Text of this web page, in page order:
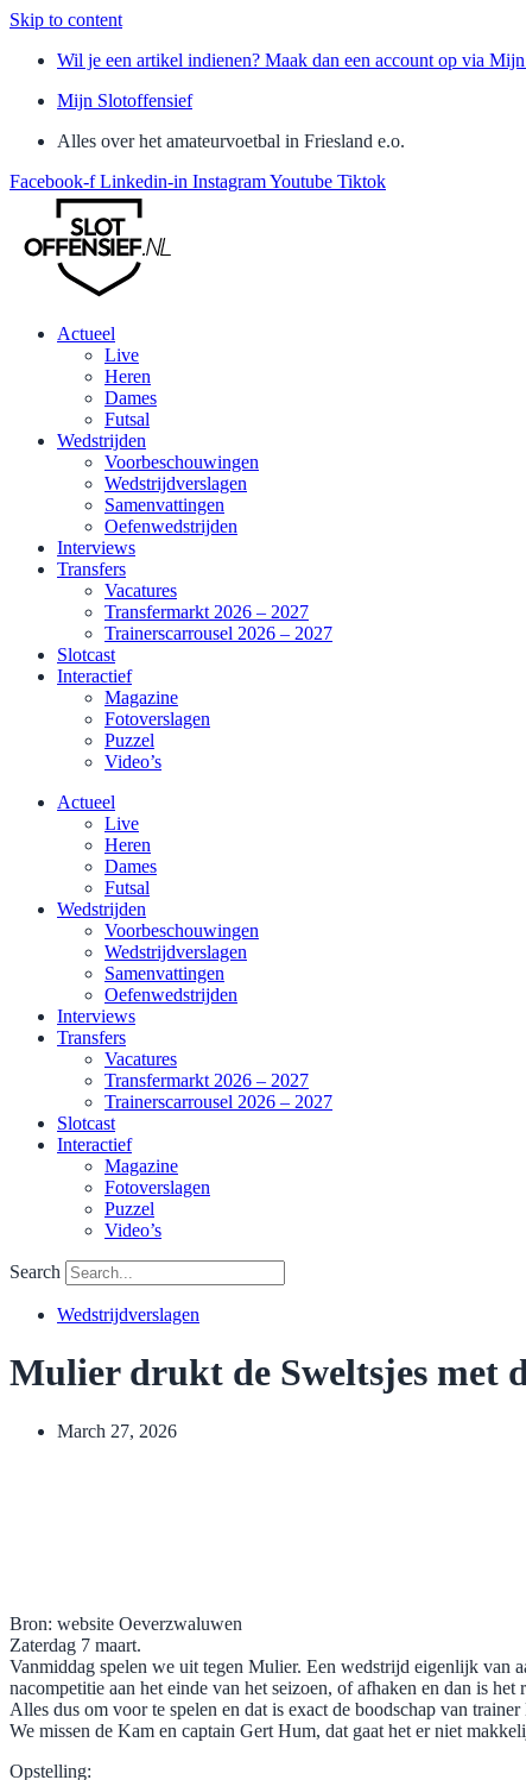
Skip to content
Wil je een artikel indienen? Maak dan een account op via
Mijn Slotoffensief
Alles over het amateurvoetbal in Friesland e.o.
Facebook-f Linkedin-in InstagramYoutube Tiktok
Actueel
Live
Heren
Dames
Futsal
Wedstrijden
Voorbeschouwingen
Wedstrijdverslagen
Samenvattingen
Oefenwedstrijden
Interviews
Transfers
Vacatures
Transfermarkt 2026 – 2027
Trainerscarrousel 2026 – 2027
Slotcast
Interactief
Magazine
Fotoverslagen
Puzzel
Video’s
Actueel
Live
Heren
Dames
Futsal
Wedstrijden
Voorbeschouwingen
Wedstrijdverslagen
Samenvattingen
Oefenwedstrijden
Interviews
Transfers
Vacatures
Transfermarkt 2026 – 2027
Trainerscarrousel 2026 – 2027
Slotcast
Interactief
Magazine
Fotoverslagen
Puzzel
Video’s
Search
Wedstrijdverslagen
Mulier drukt de Sweltsjes met
March 27, 2026
Bron: website Oeverzwaluwen
Zaterdag 7 maart.
Vanmiddag spelen we uit tegen Mulier. Een wedstrijd eigenlijk van
nacompetitie aan het einde van het seizoen, of afhaken en dan is
Alles dus om voor te spelen en dat is exact de boodschap van
We missen de Kam en captain Gert Hum, dat gaat het er niet
Opstelling: